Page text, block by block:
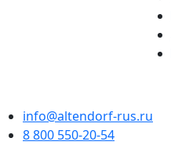
info@altendorf-rus.ru
8 800 550-20-54